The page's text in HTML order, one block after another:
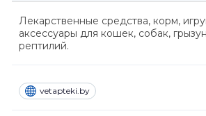
Лекарственные средства, корм,
аксессуары для кошек, собак,
рептилий.
vetapteki.by